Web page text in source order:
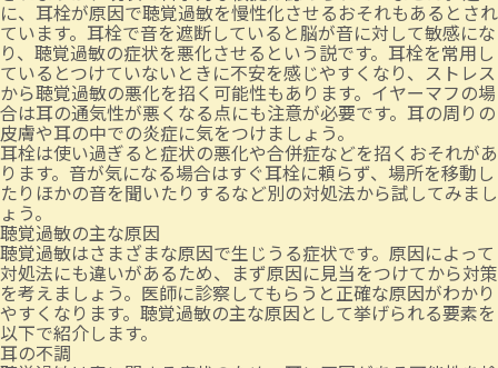
に、耳栓が原因で聴覚過敏を慢性化させるおそれもあるとされ
ています。耳栓で音を遮断していると脳が音に対して敏感にな
り、聴覚過敏の症状を悪化させるという説です。耳栓を常用し
ているとつけていないときに不安を感じやすくなり、ストレス
から聴覚過敏の悪化を招く可能性もあります。イヤーマフの場
合は耳の通気性が悪くなる点にも注意が必要です。耳の周りの
皮膚や耳の中での炎症に気をつけましょう。
耳栓は使い過ぎると症状の悪化や合併症などを招くおそれがあ
ります。音が気になる場合はすぐ耳栓に頼らず、場所を移動し
たりほかの音を聞いたりするなど別の対処法から試してみまし
ょう。
聴覚過敏の主な原因
聴覚過敏はさまざまな原因で生じうる症状です。原因によって
対処法にも違いがあるため、まず原因に見当をつけてから対策
を考えましょう。医師に診察してもらうと正確な原因がわかり
やすくなります。聴覚過敏の主な原因として挙げられる要素を
以下で紹介します。
耳の不調